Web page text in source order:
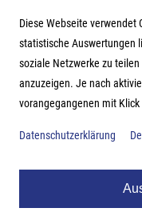
Adresse
Hutter Trade GmbH +
Bgm.-Landmann-
Diese Webseite verwendet
statistische Auswertungen
soziale Netzwerke zu
anzuzeigen. Je nach
vorangegangenen mit
Datenschutzerklärung